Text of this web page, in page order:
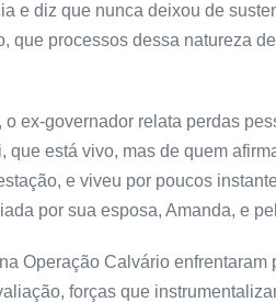
e diz que nunca deixou de
que processos dessa natureza
ex-governador relata perdas
está vivo, mas de quem
e viveu por poucos
por sua esposa, Amanda, e
Operação Calvário
forças que